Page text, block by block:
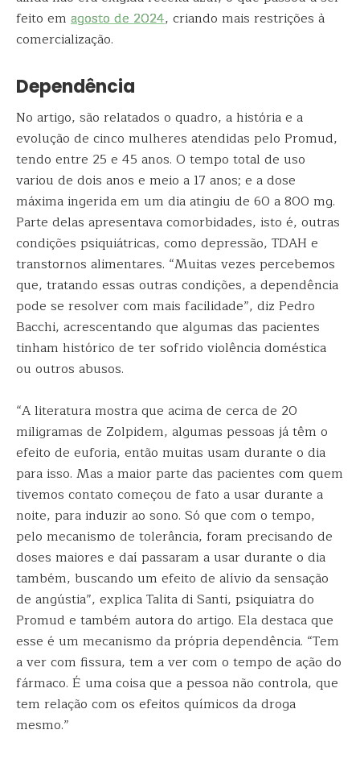
feito em agosto de 2024, criando mais restrições à
comercialização.
Dependência
No artigo, são relatados o quadro, a história e a
evolução de cinco mulheres atendidas pelo Promud,
tendo entre 25 e 45 anos. O tempo total de uso
variou de dois anos e meio a 17 anos; e a dose
máxima ingerida em um dia atingiu de 60 a 800 mg.
Parte delas apresentava comorbidades, isto é, outras
condições psiquiátricas, como depressão, TDAH e
transtornos alimentares. “Muitas vezes percebemos
que, tratando essas outras condições, a dependência
pode se resolver com mais facilidade”, diz Pedro
Bacchi, acrescentando que algumas das pacientes
tinham histórico de ter sofrido violência doméstica
ou outros abusos.
“A literatura mostra que acima de cerca de 20
miligramas de Zolpidem, algumas pessoas já têm o
efeito de euforia, então muitas usam durante o dia
para isso. Mas a maior parte das pacientes com quem
tivemos contato começou de fato a usar durante a
noite, para induzir ao sono. Só que com o tempo,
pelo mecanismo de tolerância, foram precisando de
doses maiores e daí passaram a usar durante o dia
também, buscando um efeito de alívio da sensação
de angústia”, explica Talita di Santi, psiquiatra do
Promud e também autora do artigo. Ela destaca que
esse é um mecanismo da própria dependência. “Tem
a ver com fissura, tem a ver com o tempo de ação do
fármaco. É uma coisa que a pessoa não controla, que
tem relação com os efeitos químicos da droga
mesmo.”